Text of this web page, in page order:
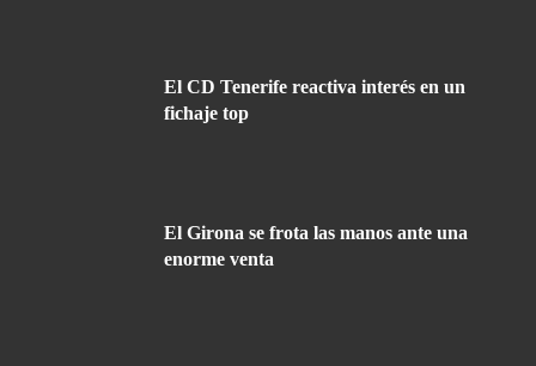
El CD Tenerife reactiva interés en un
fichaje top
El Girona se frota las manos ante una
enorme venta